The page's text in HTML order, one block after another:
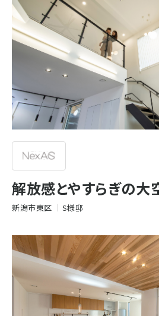
解放感とやすらぎの大
新潟市東区 S様邸